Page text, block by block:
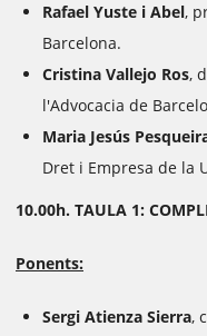
Rafael Yuste i Abel,
Barcelona.
Cristina Vallejo Ros,
l'Advocacia de
Maria Jesús
Dret i Empresa de la
10.00h. TAULA 1:
Ponents:
Sergi Atienza Sierra,